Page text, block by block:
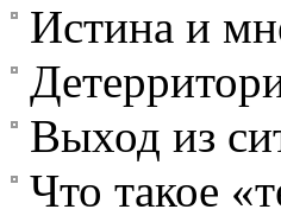
Истина и
Выход из
Что такое